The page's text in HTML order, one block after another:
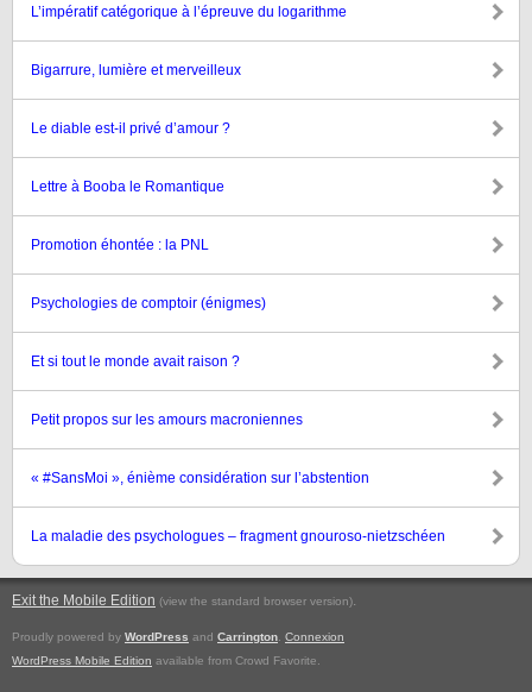
L’impératif catégorique à l’épreuve du logarithme
Bigarrure, lumière et merveilleux
Le diable est-il privé d’amour ?
Lettre à Booba le Romantique
Promotion éhontée : la PNL
Psychologies de comptoir (énigmes)
Et si tout le monde avait raison ?
Petit propos sur les amours macroniennes
« #SansMoi », énième considération sur l’abstention
La maladie des psychologues – fragment gnouroso-nietzschéen
Exit the Mobile Edition (view the standard browser version).
Proudly powered by WordPress and Carrington Connexion
WordPress Mobile Edition available from Crowd Favorite.